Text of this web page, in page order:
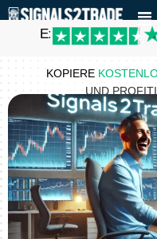
Excellent
KOPIERE
UND